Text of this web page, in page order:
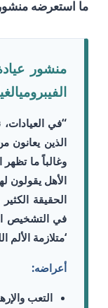
ما استعرضه
منشور
“في
الذين يعانون
وغالباً ما
الأهل يقولون
الحقيقة
في التشخيص
‘متلازمة الألم
أعراضه:
التعب